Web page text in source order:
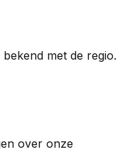
met de regio.
over onze